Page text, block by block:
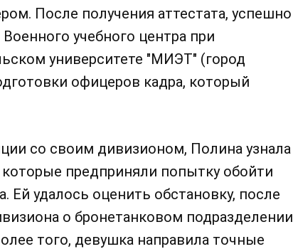
После получения аттестата, успешно
учебного центра при
университете "МИЭТ" (город
офицеров кадра, который
со своим дивизионом, Полина узнала
предприняли попытку обойти
Ей удалось оценить обстановку, после
о бронетанковом подразделении
того, девушка направила точные